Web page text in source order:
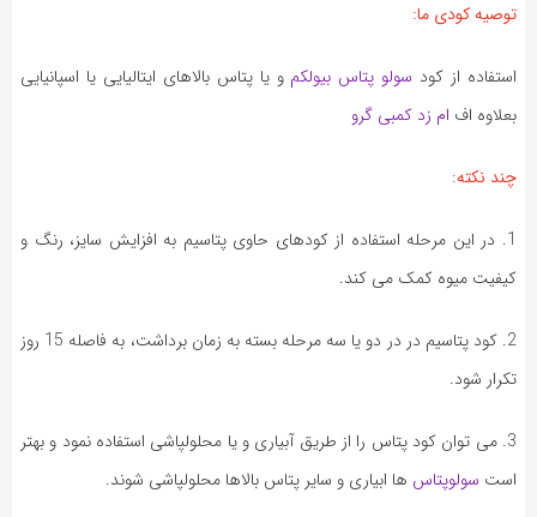
توصیه کودی ما:
استفاده از کود سولو پتاس بیولکم و یا پتاس بالاهای ایتالیایی یا اسپانیایی
بعلاوه اف ام زد کمبی گرو
چند نکته:
1. در این مرحله استفاده از کودهای حاوی پتاسیم به افزایش سایز، رنگ و
کیفیت میوه کمک می کند.
2. کود پتاسیم در در دو یا سه مرحله بسته به زمان برداشت، به فاصله 15 روز
تکرار شود.
3. می توان کود پتاس را از طریق آبیاری و یا محلولپاشی استفاده نمود و بهتر
است سولوپتاس ها ابیاری و سایر پتاس بالاها محلولپاشی شوند.